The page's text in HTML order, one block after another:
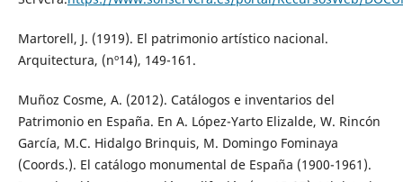
Martorell, J. (1919). El patrimonio artístico nacional.
Arquitectura, (nº14), 149-161.
Muñoz Cosme, A. (2012). Catálogos e inventarios del
Patrimonio en España. En A. López-Yarto Elizalde, W. Rincón
García, M.C. Hidalgo Brinquis, M. Domingo Fominaya
(Coords.). El catálogo monumental de España (1900-1961).